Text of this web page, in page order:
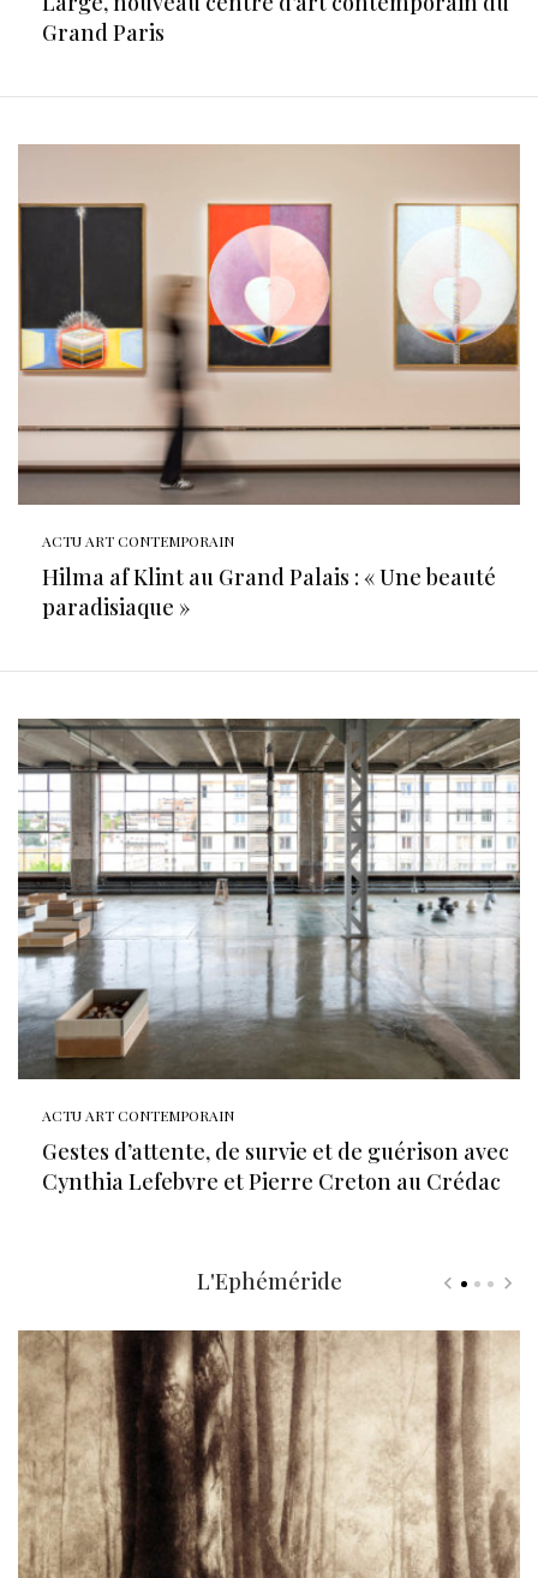
Grand Paris
ACTU ART CONTEMPORAIN
Hilma af Klint au Grand Palais : « Une beauté
paradisiaque »
ACTU ART CONTEMPORAIN
Gestes d’attente, de survie et de guérison avec
Cynthia Lefebvre et Pierre Creton au Crédac
L'Ephéméride